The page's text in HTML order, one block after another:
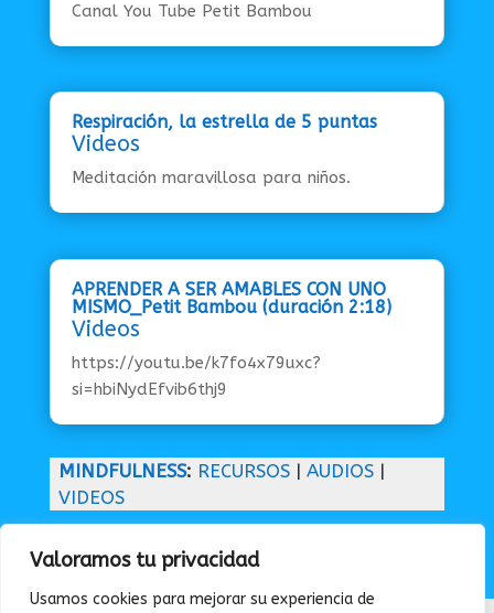
Valoramos tu privacidad
Usamos cookies para mejorar su experiencia de
Canal You Tube Petit Bambou
Respiración, la estrella de 5 puntas
Videos
Meditación maravillosa para niños.
APRENDER A SER AMABLES CON UNO
MISMO_Petit Bambou (duración 2:18)
Videos
https://youtu.be/k7fo4x79uxc?
si=hbiNydEfvib6thj9
MINDFULNESS: RECURSOS| AUDIOS|
VIDEOS